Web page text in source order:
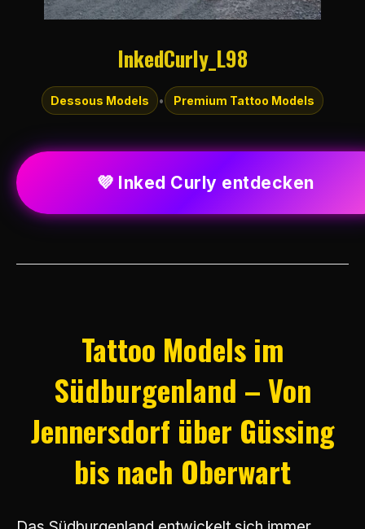
InkedCurly_L98
Dessous Models • Premium Tattoo Models
💜 Inked Curly entdecken
Tattoo Models im
Südburgenland – Von
Jennersdorf über Güssing
bis nach Oberwart